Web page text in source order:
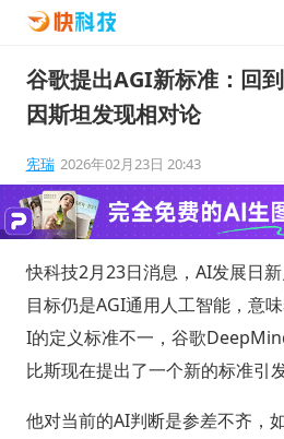
谷歌提出AGI新标准：回
因斯坦发现相对论
宪瑞 2026年02月23日 20:43
快科技2月23日消息，AI发展日
目标仍是AGI通用人工智能，意
I的定义标准不一，谷歌
比斯现在提出了一个新的标准引发
他对当前的AI判断是参差不齐，